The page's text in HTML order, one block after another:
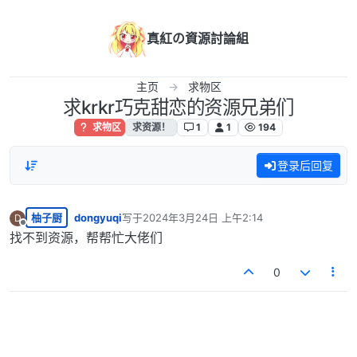
真紅の資源討論組
主页 求物区
求krkr巧克甜恋的资源兄弟们
求物区 求资源！ 1 1 194
登录后回复
D
离线
柚子厨 dongyuqi写于2024年3月24日 上午2:14
最后由 编辑
找不到资源，帮帮忙大佬们
0